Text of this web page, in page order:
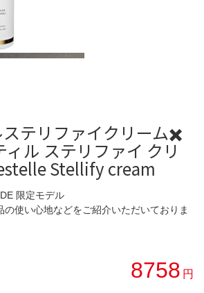
テリファイクリーム✖️
ィル ステリファイ クリ
Stellify cream
限定モデル
の使い心地などをご紹介いただいておりま
8758 円